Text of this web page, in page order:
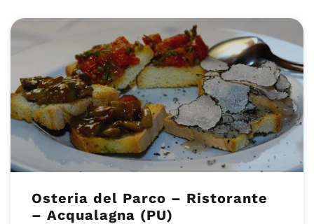
Osteria del Parco – Ristorante
– Acqualagna (PU)